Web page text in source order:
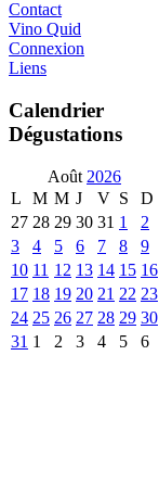
Contact
Vino Quid
Connexion
Liens
Calendrier
Dégustations
Août 2026
L
M M J V S
D
27 28 29 30 31 1
2
3
4 5 6 7 8
9
10 11 12 13 14 15 16
17 18 19 20 21 22 23
24 25 26 27 28 29 30
31 1 2 3 4 5 6